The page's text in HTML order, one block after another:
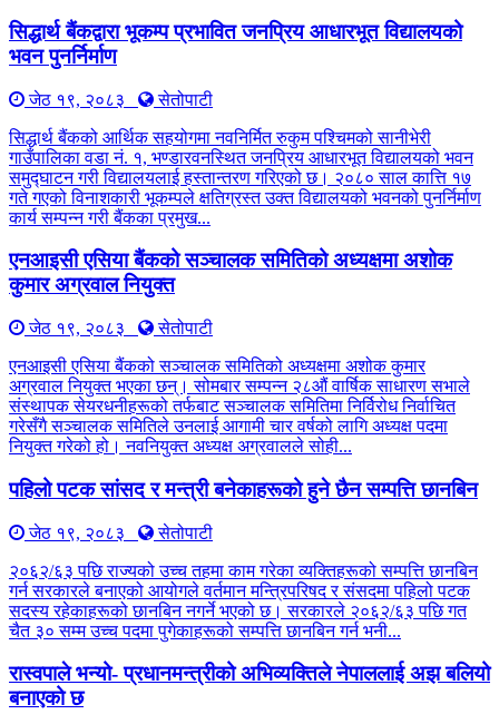
सिद्धार्थ बैंकद्वारा भूकम्प प्रभावित जनप्रिय आधारभूत विद्यालयको
भवन पुनर्निर्माण
जेठ १९, २०८३
सेतोपाटी
सिद्धार्थ बैंकको आर्थिक सहयोगमा नवनिर्मित रुकुम पश्चिमको सानीभेरी
गाउँपालिका वडा नं. १, भण्डारवनस्थित जनप्रिय आधारभूत विद्यालयको भवन
समुद्घाटन गरी विद्यालयलाई हस्तान्तरण गरिएको छ। २०८० साल कात्ति १७
गते गएको विनाशकारी भूकम्पले क्षतिग्रस्त उक्त विद्यालयको भवनको पुनर्निर्माण
कार्य सम्पन्न गरी बैंकका प्रमुख...
एनआइसी एसिया बैंकको सञ्चालक समितिको अध्यक्षमा अशोक
कुमार अग्रवाल नियुक्त
जेठ १९, २०८३
सेतोपाटी
एनआइसी एसिया बैंकको सञ्चालक समितिको अध्यक्षमा अशोक कुमार
अग्रवाल नियुक्त भएका छन्। सोमबार सम्पन्न २८औं वार्षिक साधारण सभाले
संस्थापक सेयरधनीहरूको तर्फबाट सञ्चालक समितिमा निर्विरोध निर्वाचित
गरेसँगै सञ्चालक समितिले उनलाई आगामी चार वर्षको लागि अध्यक्ष पदमा
नियुक्त गरेको हो। नवनियुक्त अध्यक्ष अग्रवालले सोही...
पहिलो पटक सांसद र मन्त्री बनेकाहरूको हुने छैन सम्पत्ति छानबिन
जेठ १९, २०८३
सेतोपाटी
२०६२/६३ पछि राज्यको उच्च तहमा काम गरेका व्यक्तिहरूको सम्पत्ति छानबिन
गर्न सरकारले बनाएको आयोगले वर्तमान मन्त्रिपरिषद र संसदमा पहिलो पटक
सदस्य रहेकाहरूको छानबिन नगर्ने भएको छ। सरकारले २०६२/६३ पछि गत
चैत ३० सम्म उच्च पदमा पुगेकाहरूको सम्पत्ति छानबिन गर्न भनी...
रास्वपाले भन्यो- प्रधानमन्त्रीको अभिव्यक्तिले नेपाललाई अझ बलियो
बनाएको छ